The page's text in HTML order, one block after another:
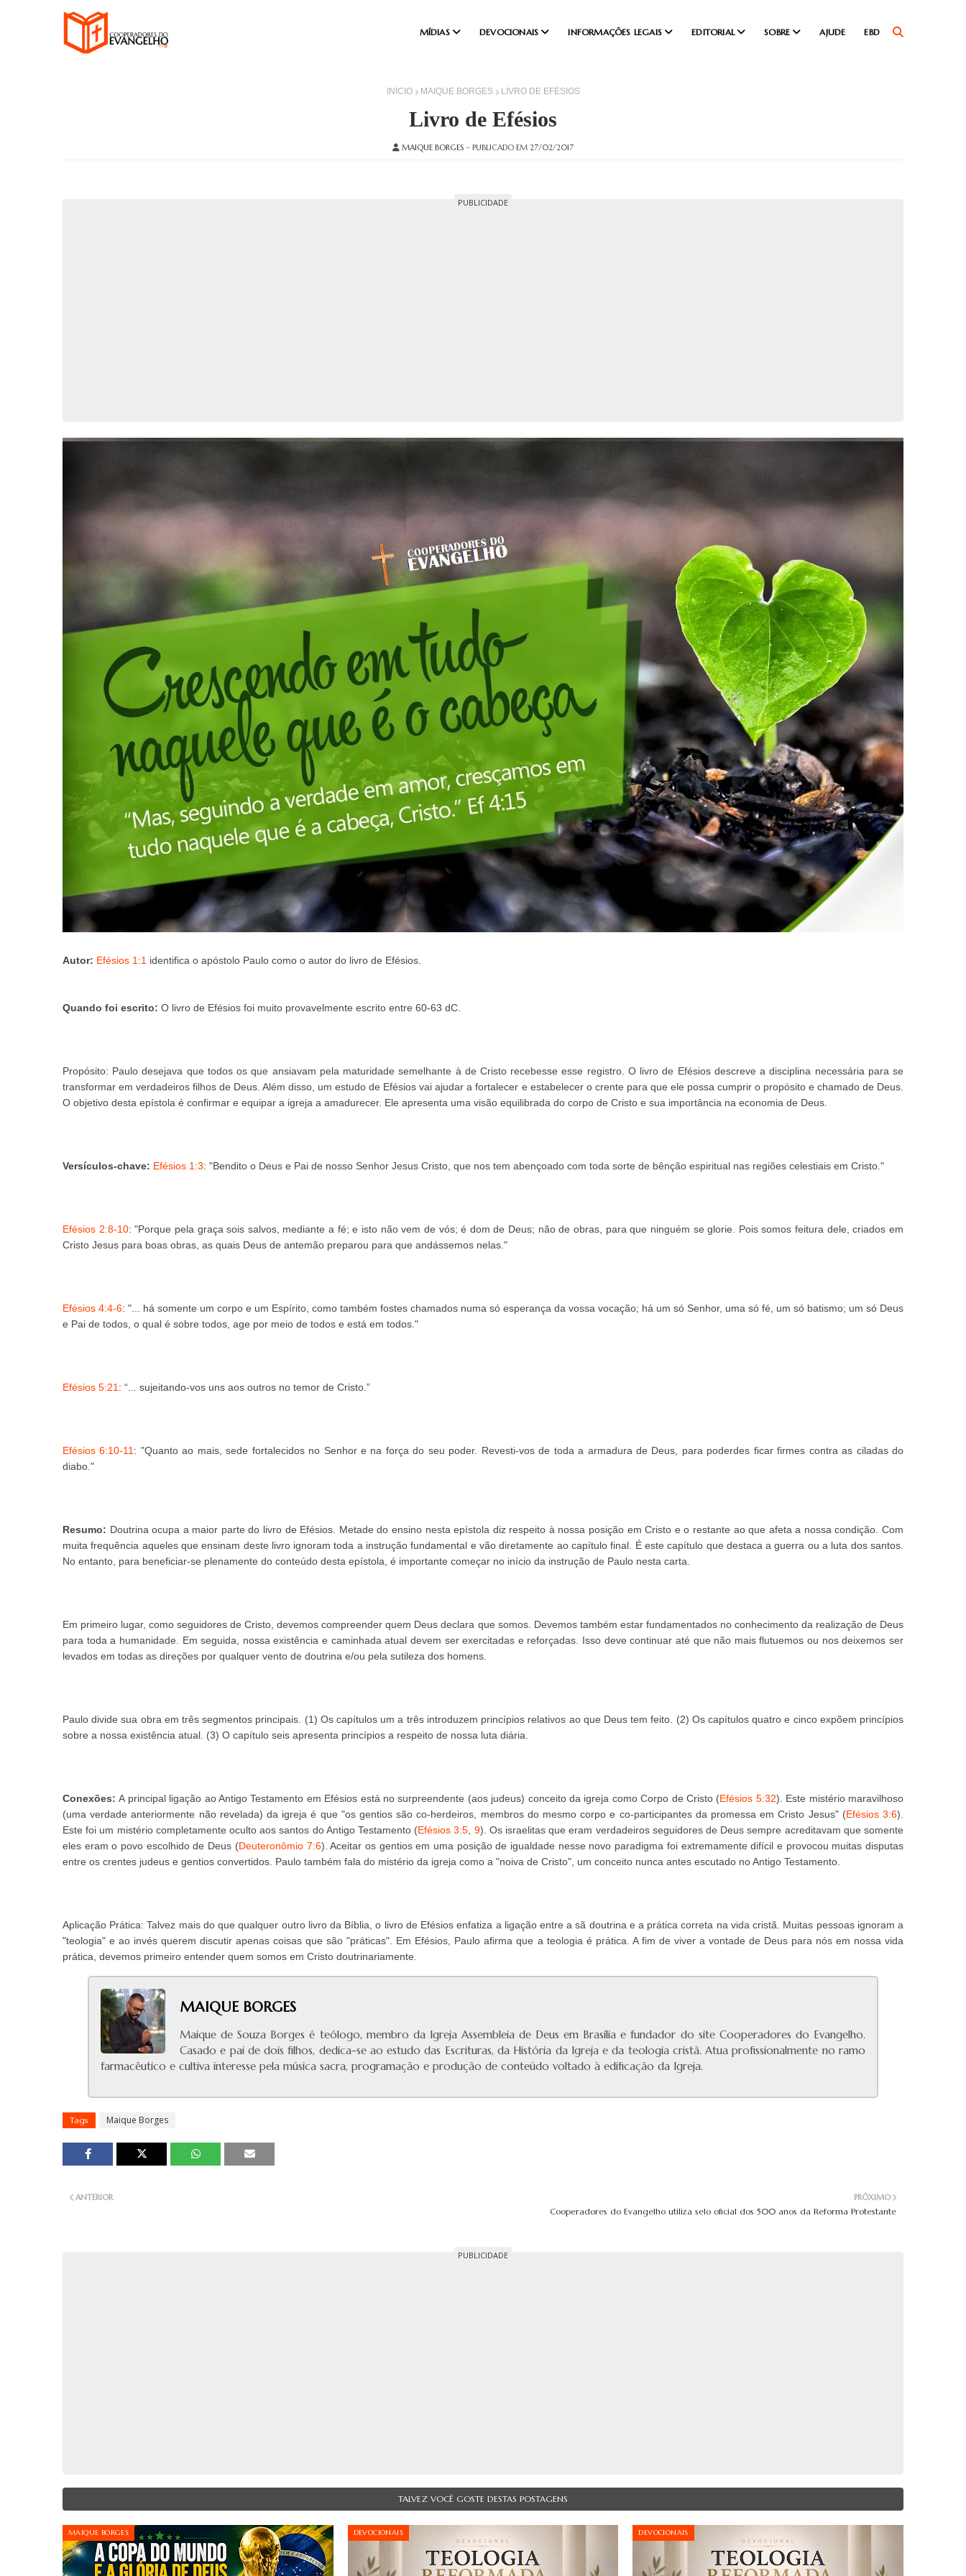
MÍDIAS DEVOCIONAIS INFORMAÇÕES LEGAIS EDITORIAL SOBRE AJUDE EBD
INÍCIO MAIQUE BORGES LIVRO DE EFÉSIOS
Livro de Efésios
MAIQUE BORGES – PUBLICADO EM 27/02/2017
Autor: Efésios 1:1 identifica o apóstolo Paulo como o autor do livro de Efésios.
Quando foi escrito: O livro de Efésios foi muito provavelmente escrito entre 60-63 dC.
Propósito: Paulo desejava que todos os que ansiavam pela maturidade semelhante à de Cristo recebesse esse registro. O livro de Efésios descreve a disciplina necessária para se
transformar em verdadeiros filhos de Deus. Além disso, um estudo de Efésios vai ajudar a fortalecer e estabelecer o crente para que ele possa cumprir o propósito e chamado de Deus.
O objetivo desta epístola é confirmar e equipar a igreja a amadurecer. Ele apresenta uma visão equilibrada do corpo de Cristo e sua importância na economia de Deus.
Versículos-chave: Efésios 1:3: "Bendito o Deus e Pai de nosso Senhor Jesus Cristo, que nos tem abençoado com toda sorte de bênção espiritual nas regiões celestiais em Cristo."
Efésios 2:8-10: "Porque pela graça sois salvos, mediante a fé; e isto não vem de vós; é dom de Deus; não de obras, para que ninguém se glorie. Pois somos feitura dele, criados em
Cristo Jesus para boas obras, as quais Deus de antemão preparou para que andássemos nelas."
Efésios 4:4-6: "... há somente um corpo e um Espírito, como também fostes chamados numa só esperança da vossa vocação; há um só Senhor, uma só fé, um só batismo; um só Deus
e Pai de todos, o qual é sobre todos, age por meio de todos e está em todos."
Efésios 5:21 : “... sujeitando-vos uns aos outros no temor de Cristo.”
Efésios 6:10-11 : "Quanto ao mais, sede fortalecidos no Senhor e na força do seu poder. Revesti-vos de toda a armadura de Deus, para poderdes ficar firmes contra as ciladas do
diabo."
Resumo: Doutrina ocupa a maior parte do livro de Efésios. Metade do ensino nesta epístola diz respeito à nossa posição em Cristo e o restante ao que afeta a nossa condição. Com
muita frequência aqueles que ensinam deste livro ignoram toda a instrução fundamental e vão diretamente ao capítulo final. É este capítulo que destaca a guerra ou a luta dos santos.
No entanto, para beneficiar-se plenamente do conteúdo desta epístola, é importante começar no início da instrução de Paulo nesta carta.
Em primeiro lugar, como seguidores de Cristo, devemos compreender quem Deus declara que somos. Devemos também estar fundamentados no conhecimento da realização de Deus
para toda a humanidade. Em seguida, nossa existência e caminhada atual devem ser exercitadas e reforçadas. Isso deve continuar até que não mais flutuemos ou nos deixemos ser
levados em todas as direções por qualquer vento de doutrina e/ou pela sutileza dos homens.
Paulo divide sua obra em três segmentos principais. (1) Os capítulos um a três introduzem princípios relativos ao que Deus tem feito. (2) Os capítulos quatro e cinco expõem princípios
sobre a nossa existência atual. (3) O capítulo seis apresenta princípios a respeito de nossa luta diária.
Conexões: A principal ligação ao Antigo Testamento em Efésios está no surpreendente (aos judeus) conceito da igreja como Corpo de Cristo (Efésios 5:32). Este mistério maravilhoso
(uma verdade anteriormente não revelada) da igreja é que "os gentios são co-herdeiros, membros do mesmo corpo e co-participantes da promessa em Cristo Jesus" (Efésios 3:6).
Este foi um mistério completamente oculto aos santos do Antigo Testamento (Efésios 3:5 9). Os israelitas que eram verdadeiros seguidores de Deus sempre acreditavam que somente
eles eram o povo escolhido de Deus (Deuteronômio 7:6). Aceitar os gentios em uma posição de igualdade nesse novo paradigma foi extremamente difícil e provocou muitas disputas
entre os crentes judeus e gentios convertidos. Paulo também fala do mistério da igreja como a "noiva de Cristo", um conceito nunca antes escutado no Antigo Testamento.
Aplicação Prática: Talvez mais do que qualquer outro livro da Bíblia, o livro de Efésios enfatiza a ligação entre a sã doutrina e a prática correta na vida cristã. Muitas pessoas ignoram a
"teologia" e ao invés querem discutir apenas coisas que são "práticas". Em Efésios, Paulo afirma que a teologia é prática. A fim de viver a vontade de Deus para nós em nossa vida
prática, devemos primeiro entender quem somos em Cristo doutrinariamente.
MAIQUE BORGES
Maique de Souza Borges é teólogo, membro da Igreja Assembleia de Deus em Brasília e fundador do site Cooperadores do Evangelho.
Casado e pai de dois filhos, dedica-se ao estudo das Escrituras, da História da Igreja e da teologia cristã. Atua profissionalmente no ramo
farmacêutico e cultiva interesse pela música sacra, programação e produção de conteúdo voltado à edificação da Igreja.
Tags Maique Borges
PRÓXIMO
Cooperadores do Evangelho utiliza selo oficial dos 500 anos da Reforma Protestante
ANTERIOR
TALVEZ VOCÊ GOSTE DESTAS POSTAGENS
MAIQUE BORGES DEVOCIONAIS DEVOCIONAIS